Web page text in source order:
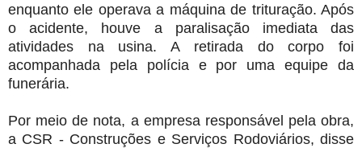
enquanto ele operava a máquina de trituração. Após
o acidente, houve a paralisação imediata das
atividades na usina. A retirada do corpo foi
acompanhada pela polícia e por uma equipe da
funerária.
Por meio de nota, a empresa responsável pela obra,
a CSR - Construções e Serviços Rodoviários, disse